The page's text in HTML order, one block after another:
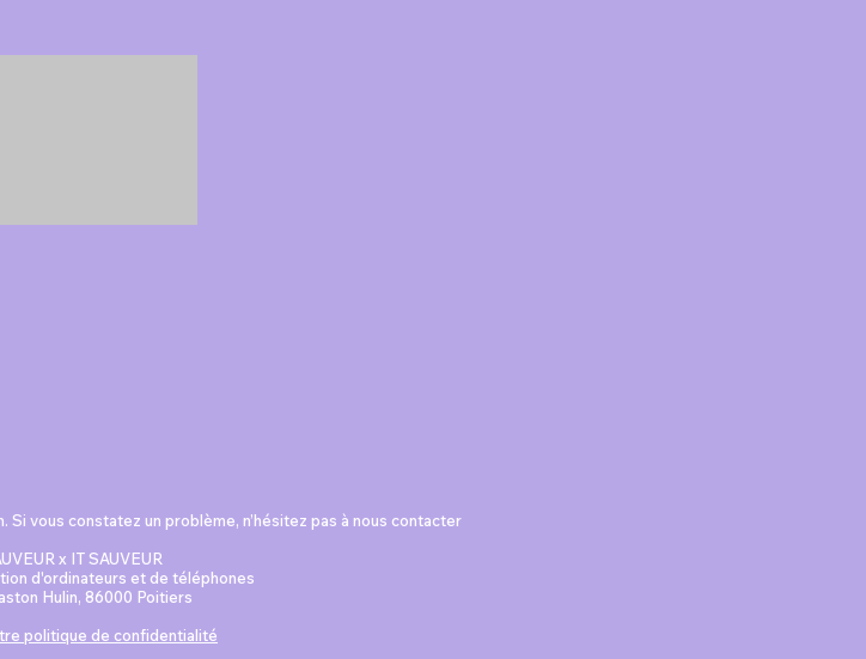
vous constatez un problème, n’hésitez pas à nous contacter
x IT SAUVEUR
d'ordinateurs et de téléphones
Hulin, 86000 Poitiers
politique de confidentialité